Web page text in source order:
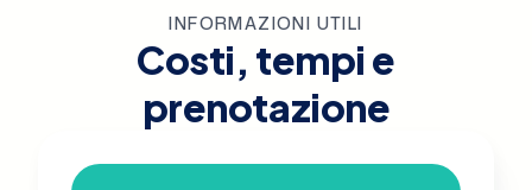
INFORMAZIONI UTILI
Costi, tempi e
prenotazione